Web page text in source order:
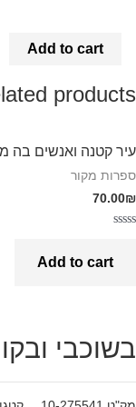
Add to cart
products
עיר קטנה ואנשים בה
ספרות מקור
70.00₪
Add to cart
בשוכבי